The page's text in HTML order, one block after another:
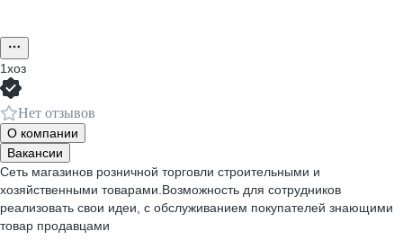
1хоз
Нет отзывов
О компании
Вакансии
Сеть магазинов розничной торговли строительными и
хозяйственными товарами.Возможность для сотрудников
реализовать свои идеи, с обслуживанием покупателей знающими
товар продавцами